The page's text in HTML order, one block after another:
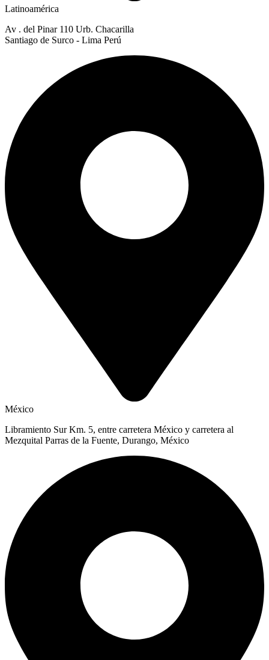
Latinoamérica
Av . del Pinar 110 Urb. Chacarilla
Santiago de Surco - Lima Perú
México
Libramiento Sur Km. 5, entre carretera México y carretera al
Mezquital Parras de la Fuente, Durango, México